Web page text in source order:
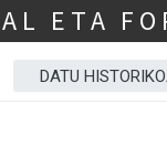
ETA
DATU